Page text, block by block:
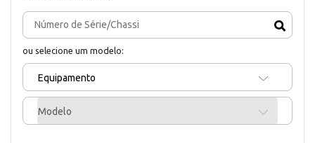
ou selecione um modelo:
Equipamento
Modelo